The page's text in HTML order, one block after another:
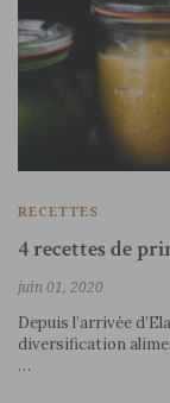
RECETTES
4 recettes de
juin 01, 2020
Depuis l’arrivée
diversification
…